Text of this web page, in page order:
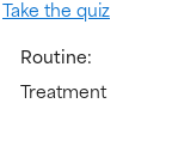
Take the quiz
Routine:
Treatment